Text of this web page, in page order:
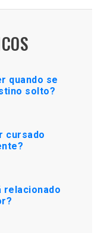
quando se
solto?
cursado
relacionado